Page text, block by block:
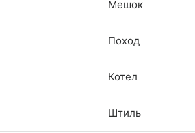
Мешок
Поход
Котел
Штиль